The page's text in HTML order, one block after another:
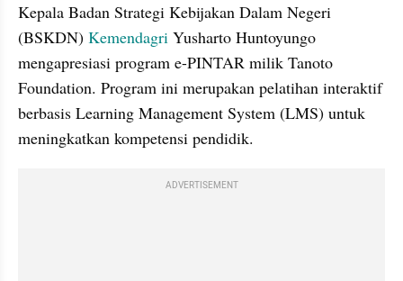
Kepala Badan Strategi Kebijakan Dalam Negeri
(BSKDN) Kemendagri Yusharto Huntoyungo
mengapresiasi program e-PINTAR milik Tanoto
Foundation. Program ini merupakan pelatihan interaktif
berbasis Learning Management System (LMS) untuk
meningkatkan kompetensi pendidik.
ADVERTISEMENT